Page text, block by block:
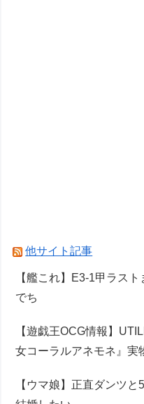
他サイト記事
【艦これ】E3-1甲ラス
でち
【遊戯王OCG情報】
女コーラルアネモネ』実
【ウマ娘】正直ダンツ